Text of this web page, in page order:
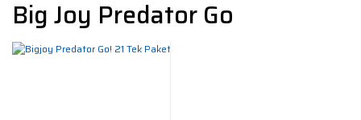
Big Joy Predator Go